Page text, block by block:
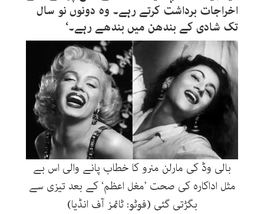
اخراجات برداشت کرتے رہے۔ وہ دونوں نو سال
تک شادی کے بندھن میں بندھے رہے۔‘
بالی وڈ کی مارلن منرو کا خطاب پانے والی اس بے
مثل اداکارہ کی صحت ’مغل اعظم‘ کے بعد تیزی سے
بگڑتی گئی (فوٹو: ٹائمز آف انڈیا)